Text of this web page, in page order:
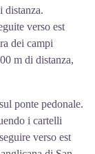
distanza.
verso est
dei campi
m di distanza,
ponte pedonale.
i cartelli
verso est